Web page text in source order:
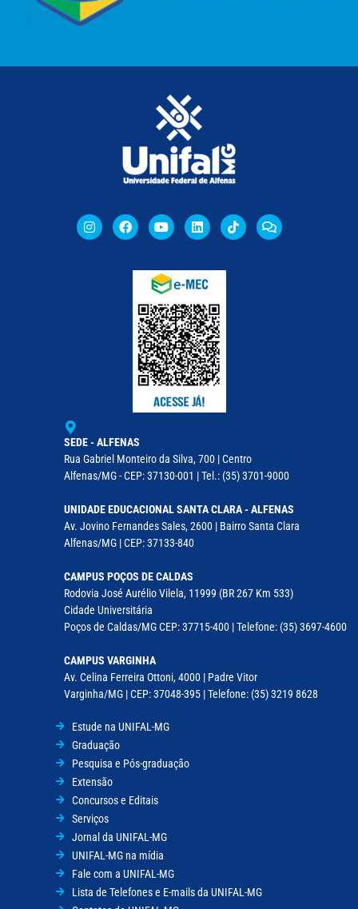
SEDE - ALFENAS
Rua Gabriel Monteiro da Silva, 700 | Centro
Alfenas/MG - CEP: 37130-001 | Tel.: (35) 3701-9000
UNIDADE EDUCACIONAL SANTA CLARA - ALFENAS
Av. Jovino Fernandes Sales, 2600 | Bairro Santa Clara
Alfenas/MG | CEP: 37133-840
CAMPUS POÇOS DE CALDAS
Rodovia José Aurélio Vilela, 11999 (BR 267 Km 533)
Cidade Universitária
Poços de Caldas/MG CEP: 37715-400 | Telefone: (35) 3697-4600
CAMPUS VARGINHA
Av. Celina Ferreira Ottoni, 4000 | Padre Vitor
Varginha/MG | CEP: 37048-395 | Telefone: (35) 3219 8628
Estude na UNIFAL-MG
Graduação
Pesquisa e Pós-graduação
Extensão
Concursos e Editais
Serviços
Jornal da UNIFAL-MG
UNIFAL-MG na mídia
Fale com a UNIFAL-MG
Lista de Telefones e E-mails da UNIFAL-MG